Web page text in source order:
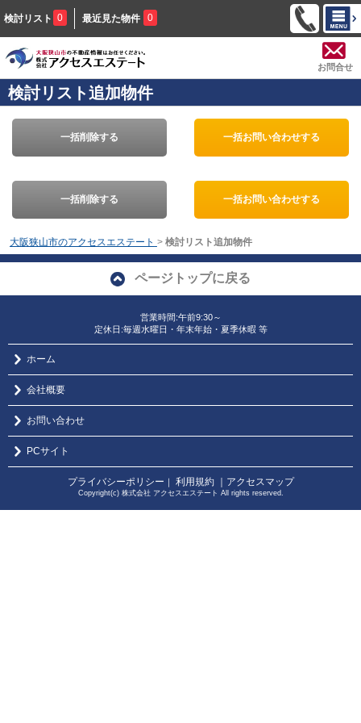
検討リスト 0 最近見た物件 0
お問合せ
検討リスト追加物件
一括削除する 一括お問い合わせする
一括削除する 一括お問い合わせする
大阪狭山市のアクセスエステート > 検討リスト追加物件
ページトップに戻る
営業時間:午前9:30～
定休日:毎週水曜日・年末年始・夏季休暇 等
ホーム
会社概要
お問い合わせ
PCサイト
プライバシーポリシー ｜ 利用規約 ｜アクセスマップ
Copyright(c) 株式会社 アクセスエステート All rights reserved.